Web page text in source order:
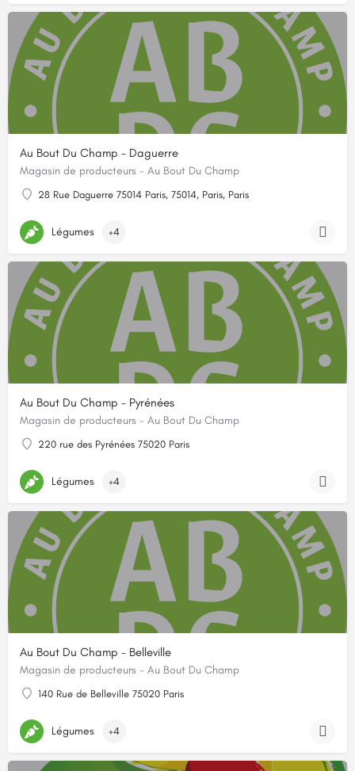
Au Bout Du Champ - Daguerre
Magasin de producteurs - Au Bout Du Champ
28 Rue Daguerre 75014 Paris, 75014, Paris, Paris
Légumes +4
Au Bout Du Champ - Pyrénées
Magasin de producteurs - Au Bout Du Champ
220 rue des Pyrénées 75020 Paris
Légumes +4
Au Bout Du Champ - Belleville
Magasin de producteurs - Au Bout Du Champ
140 Rue de Belleville 75020 Paris
Légumes +4